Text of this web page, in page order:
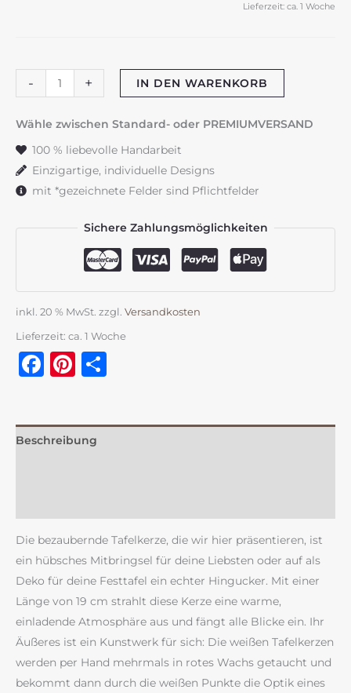
Lieferzeit: ca. 1 Woche
-
Tafelkerze
"Glückslicht
oder
mit
Kärtchen
+ IN DEN WARENKORB
Wähle zwischen Standard- oder PREMIUMVERSAND
100 % liebevolle Handarbeit
Einzigartige, individuelle Designs
mit *gezeichnete Felder sind Pflichtfelder
Sichere Zahlungsmöglichkeiten
inkl. 20 % MwSt. zzgl. Versandkosten
Lieferzeit: ca. 1 Woche
Facebook
Pinterest
Beschreibung
Die bezaubernde Tafelkerze, die wir hier präsentieren, ist
ein hübsches Mitbringsel für deine Liebsten oder auf als
Deko für deine Festtafel ein echter Hingucker. Mit einer
Länge von 19 cm strahlt diese Kerze eine warme,
einladende Atmosphäre aus und fängt alle Blicke ein. Ihr
Äußeres ist ein Kunstwerk für sich: Die weißen Tafelkerzen
werden per Hand mehrmals in rotes Wachs getaucht und
bekommt dann durch die weißen Punkte die Optik eines